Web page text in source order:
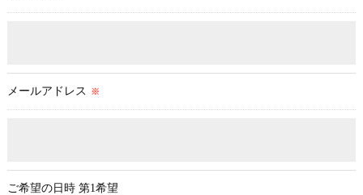
メールアドレス ※
ご希望の日時 第1希望